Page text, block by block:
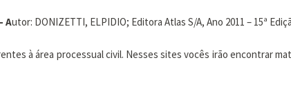
Autor: DONIZETTI, ELPIDIO; Editora Atlas S/A, Ano 2011 – 15ª
à área processual civil. Nesses sites vocês irão encontrar